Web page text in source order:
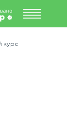
курс